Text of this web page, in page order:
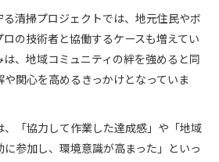
清掃プロジェクトでは、地元住民やボ
の技術者と協働するケースも増えてい
、地域コミュニティの絆を強めると同
関心を高めるきっかけとなっていま
、「協力して作業した達成感」や「地域
参加し、環境意識が高まった」といっ